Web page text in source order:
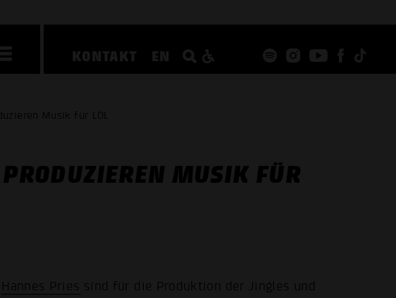
KONTAKT EN
Musik für LOL
MUSIK FÜR
Hannes Pries sind für die Produktion der Jingles und